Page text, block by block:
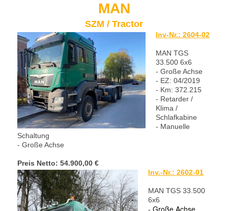
MAN
SZM / Tractor
Inv-Nr.: 2604-02
MAN TGS
33.500 6x6
- Große Achse
- EZ: 04/2019
- Km: 372.215
- Retarder /
Klima /
Schlafkabine
- Manuelle
Schaltung
- Große Achse
Preis Netto: 54.900,00 €
Inv.-Nr.: 2602-01
MAN TGS 33.500
6x6